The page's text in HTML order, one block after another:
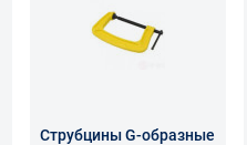
Струбцины G-образные